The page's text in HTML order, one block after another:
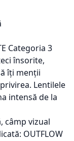
Categoria 3
însorite,
îți menții
Lentilele
intensă de la
câmp vizual
OUTFLOW